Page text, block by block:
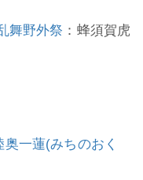
舞野外祭 ：蜂須賀虎
一蓮(みちのおく